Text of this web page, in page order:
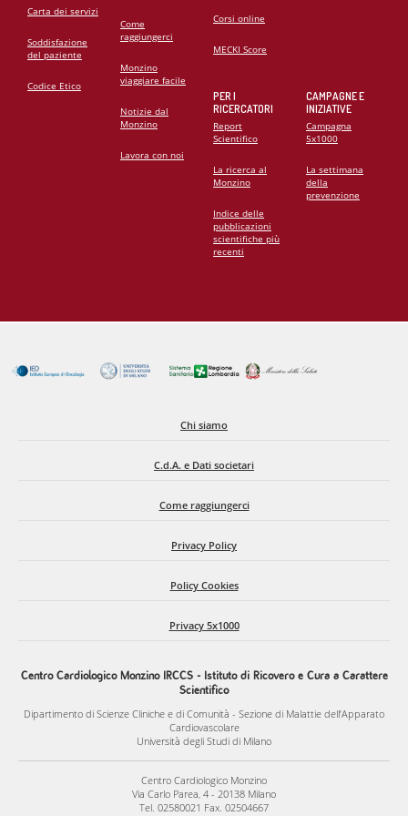
Carta dei servizi
Soddisfazione
del paziente
Codice Etico
Come
raggiungerci
Monzino
viaggiare facile
Notizie dal
Monzino
Lavora con noi
Corsi online
MECKI Score
PER I
RICERCATORI
Report
Scientifico
La ricerca al
Monzino
Indice delle
pubblicazioni
scientifiche più
recenti
CAMPAGNE E
INIZIATIVE
Campagna
5x1000
La settimana
della
prevenzione
Chi siamo
C.d.A. e Dati societari
Come raggiungerci
Privacy Policy
Policy Cookies
Privacy 5x1000
Centro Cardiologico Monzino IRCCS - Istituto di Ricovero e Cura a Carattere
Scientifico
Dipartimento di Scienze Cliniche e di Comunità - Sezione di Malattie dell’Apparato
Cardiovascolare
Università degli Studi di Milano
Centro Cardiologico Monzino
Via Carlo Parea, 4 - 20138 Milano
Tel. 02580021 Fax. 02504667